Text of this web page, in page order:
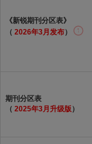
《新锐期刊分区表》
（ 2026年3月发布）
期刊分区表
（ 2025年3月升级版 ）